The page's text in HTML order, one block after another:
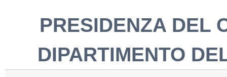
PRESIDENZA DEL
DIPARTIMENTO